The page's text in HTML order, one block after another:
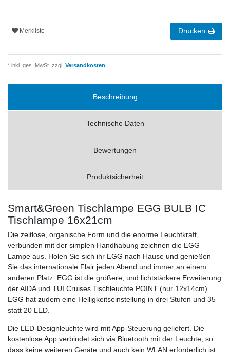
Merkliste Drucken
* inkl. ges. MwSt. zzgl. Versandkosten
Beschreibung
Technische Daten
Bewertungen
Produktsicherheit
Smart&Green Tischlampe EGG BULB IC
Tischlampe 16x21cm
Die zeitlose, organische Form und die enorme Leuchtkraft,
verbunden mit der simplen Handhabung zeichnen die EGG
Lampe aus. Holen Sie sich ihr EGG nach Hause und genießen
Sie das internationale Flair jeden Abend und immer an einem
anderen Platz. EGG ist die größere, und lichtstärkere Erweiterung
der AIDA und TUI Cruises Tischleuchte POINT (nur 12x14cm).
EGG hat zudem eine Helligkeitseinstellung in drei Stufen und 35
statt 20 LED.
Die LED-Designleuchte wird mit App-Steuerung geliefert. Die
kostenlose App verbindet sich via Bluetooth mit der Leuchte, so
dass keine weiteren Geräte und auch kein WLAN erforderlich ist.